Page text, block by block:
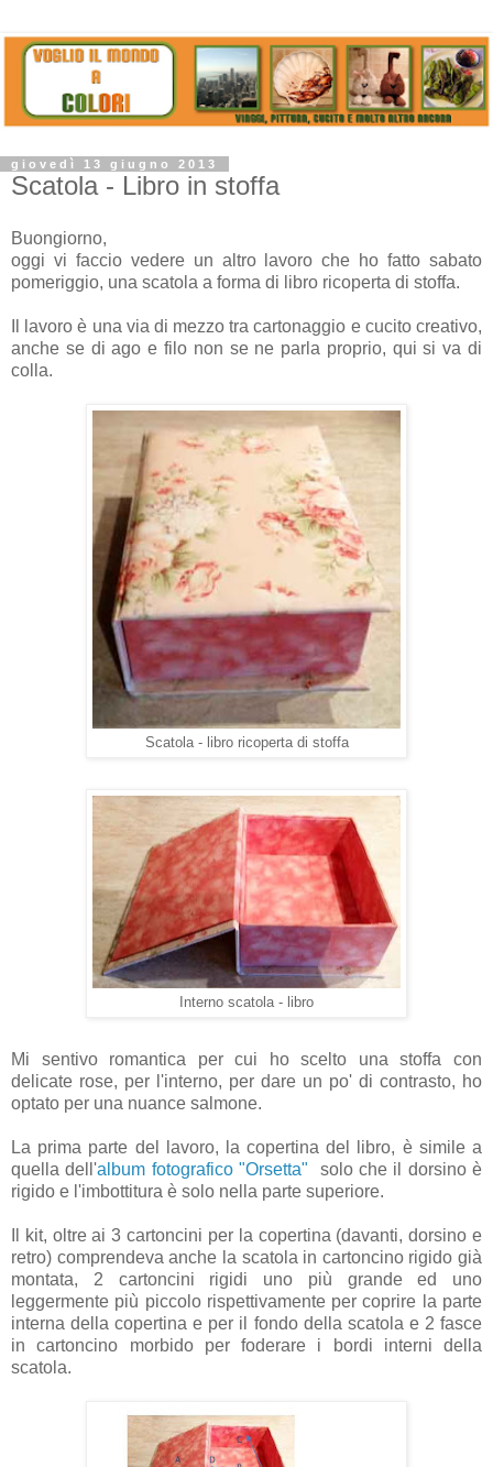
giovedì 13 giugno 2013
Scatola - Libro in stoffa
Buongiorno,
oggi vi faccio vedere un altro lavoro che ho fatto sabato
pomeriggio, una scatola a forma di libro ricoperta di stoffa.
Il lavoro è una via di mezzo tra cartonaggio e cucito creativo,
anche se di ago e filo non se ne parla proprio, qui si va di
colla.
Scatola - libro ricoperta di stoffa
Interno scatola - libro
Mi sentivo romantica per cui ho scelto una stoffa con
delicate rose, per l'interno, per dare un po' di contrasto, ho
optato per una nuance salmone.
La prima parte del lavoro, la copertina del libro, è simile a
quella dell'album fotografico "Orsetta" solo che il dorsino è
rigido e l'imbottitura è solo nella parte superiore.
Il kit, oltre ai 3 cartoncini per la copertina (davanti, dorsino e
retro) comprendeva anche la scatola in cartoncino rigido già
montata, 2 cartoncini rigidi uno più grande ed uno
leggermente più piccolo rispettivamente per coprire la parte
interna della copertina e per il fondo della scatola e 2 fasce
in cartoncino morbido per foderare i bordi interni della
scatola.